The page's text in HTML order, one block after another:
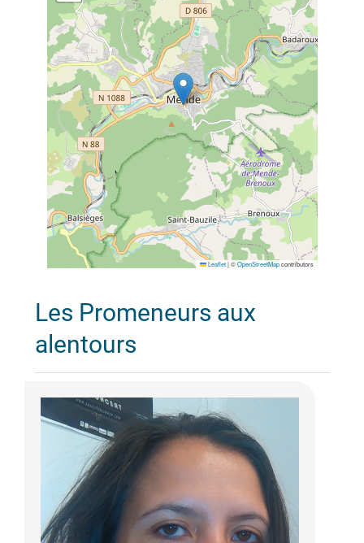
Leaflet |©OpenStreetMapcontributors
Les Promeneurs aux
alentours